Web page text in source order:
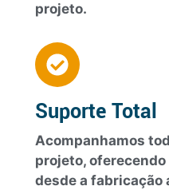
projeto.
Suporte Total
Acompanhamos
projeto,
desde a fabricação